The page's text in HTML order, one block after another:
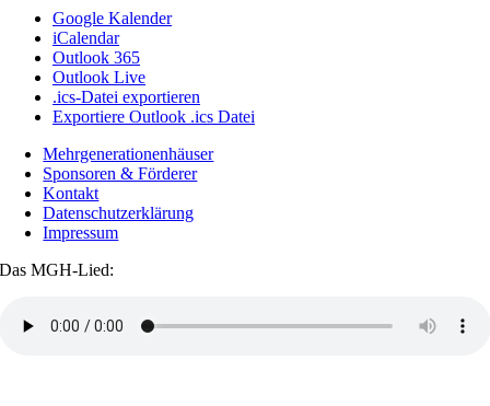
Google Kalender
iCalendar
Outlook 365
Outlook Live
.ics-Datei exportieren
Exportiere Outlook .ics Datei
Mehrgenerationenhäuser
Sponsoren & Förderer
Kontakt
Datenschutzerklärung
Impressum
Das MGH-Lied: